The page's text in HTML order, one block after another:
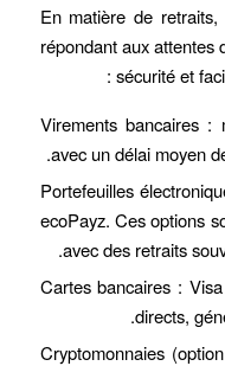
En matière de retraits,
répondant aux attentes
sécurité et
Virements bancaires :
avec un délai moyen
Portefeuilles
ecoPayz. Ces options
avec des retraits
Cartes bancaires :
directs,
Cryptomonnaies